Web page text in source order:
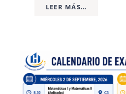
LEER MÁS…